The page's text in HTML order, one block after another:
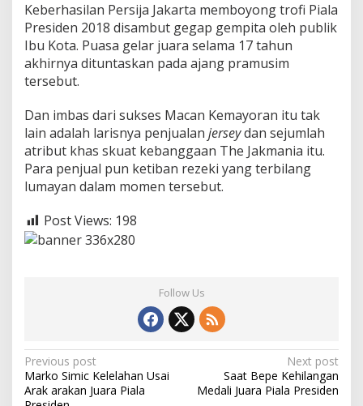
r
a
P
a
P
r
e
s
i
d
Keberhasilan Persija Jakarta memboyong trofi Piala
Presiden 2018 disambut gegap gempita oleh publik
Ibu Kota. Puasa gelar juara selama 17 tahun
akhirnya dituntaskan pada ajang pramusim
tersebut.
Dan imbas dari sukses Macan Kemayoran itu tak
lain adalah larisnya penjualan jerseydan sejumlah
atribut khas skuat kebanggaan The Jakmania itu.
Para penjual pun ketiban rezeki yang terbilang
lumayan dalam momen tersebut.
Post Views: 198
Follow Us
P
o
Previous post
Marko Simic Kelelahan Usai
Arak arakan Juara Piala
Next post
Saat Bepe Kehilangan
Medali Juara Piala Presiden